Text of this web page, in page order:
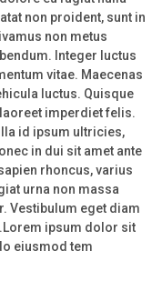
non proident, sunt in
non metus
Integer luctus
vitae. Maecenas
luctus. Quisque
imperdiet felis.
id ipsum ultricies,
in dui sit amet ante
rhoncus, varius
urna non massa
Vestibulum eget diam
ipsum dolor sit
eiusmod tem